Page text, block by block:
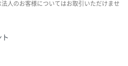
人のお客様についてはお取引いただけませ
ト